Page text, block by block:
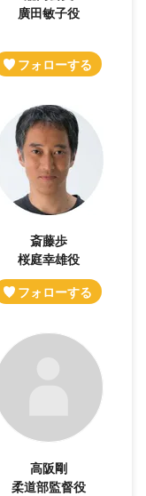
廣田敏子役
斎藤歩
桜庭幸雄役
高阪剛
柔道部監督役